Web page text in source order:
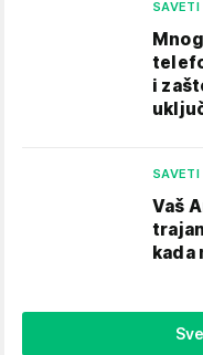
SAVETI
i
SAVETI
Vaš
kada